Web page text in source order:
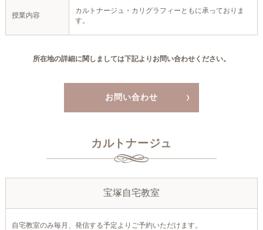
授業内容
カルトナージュ・カリグラフィーともに承っておりま
す。
所在地の詳細に関しましては下記よりお問い合わせください。
お問い合わせ
カルトナージュ
宝塚自宅教室
自宅教室のみ毎月、発信する予定よりご予約いただけます。